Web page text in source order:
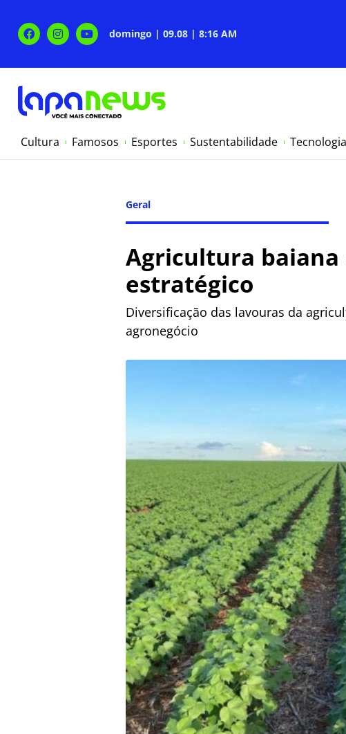
domingo | 09.08 | 8:16 AM
Cultura Famosos Esportes Sustentabilidade Tecnologia
Geral
Agricultura baiana
estratégico
Diversificação das lavouras da
agronegócio